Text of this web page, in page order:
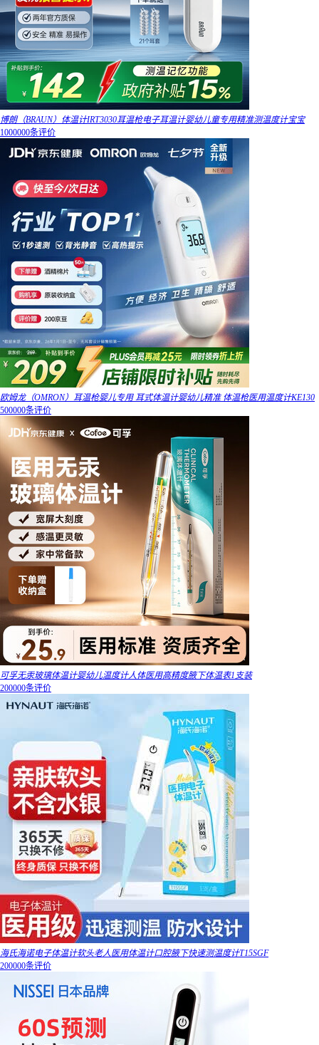
博朗（BRAUN）体温计IRT3030耳温枪电子耳温计婴幼儿童专用精准测温度计宝宝
1000000条评价
欧姆龙（OMRON）耳温枪婴儿专用 耳式体温计婴幼儿精准 体温枪医用温度计KE130
500000条评价
可孚无汞玻璃体温计婴幼儿温度计人体医用高精度腋下体温表1支装
200000条评价
海氏海诺电子体温计软头老人医用体温计口腔腋下快速测温度计T15SGF
200000条评价